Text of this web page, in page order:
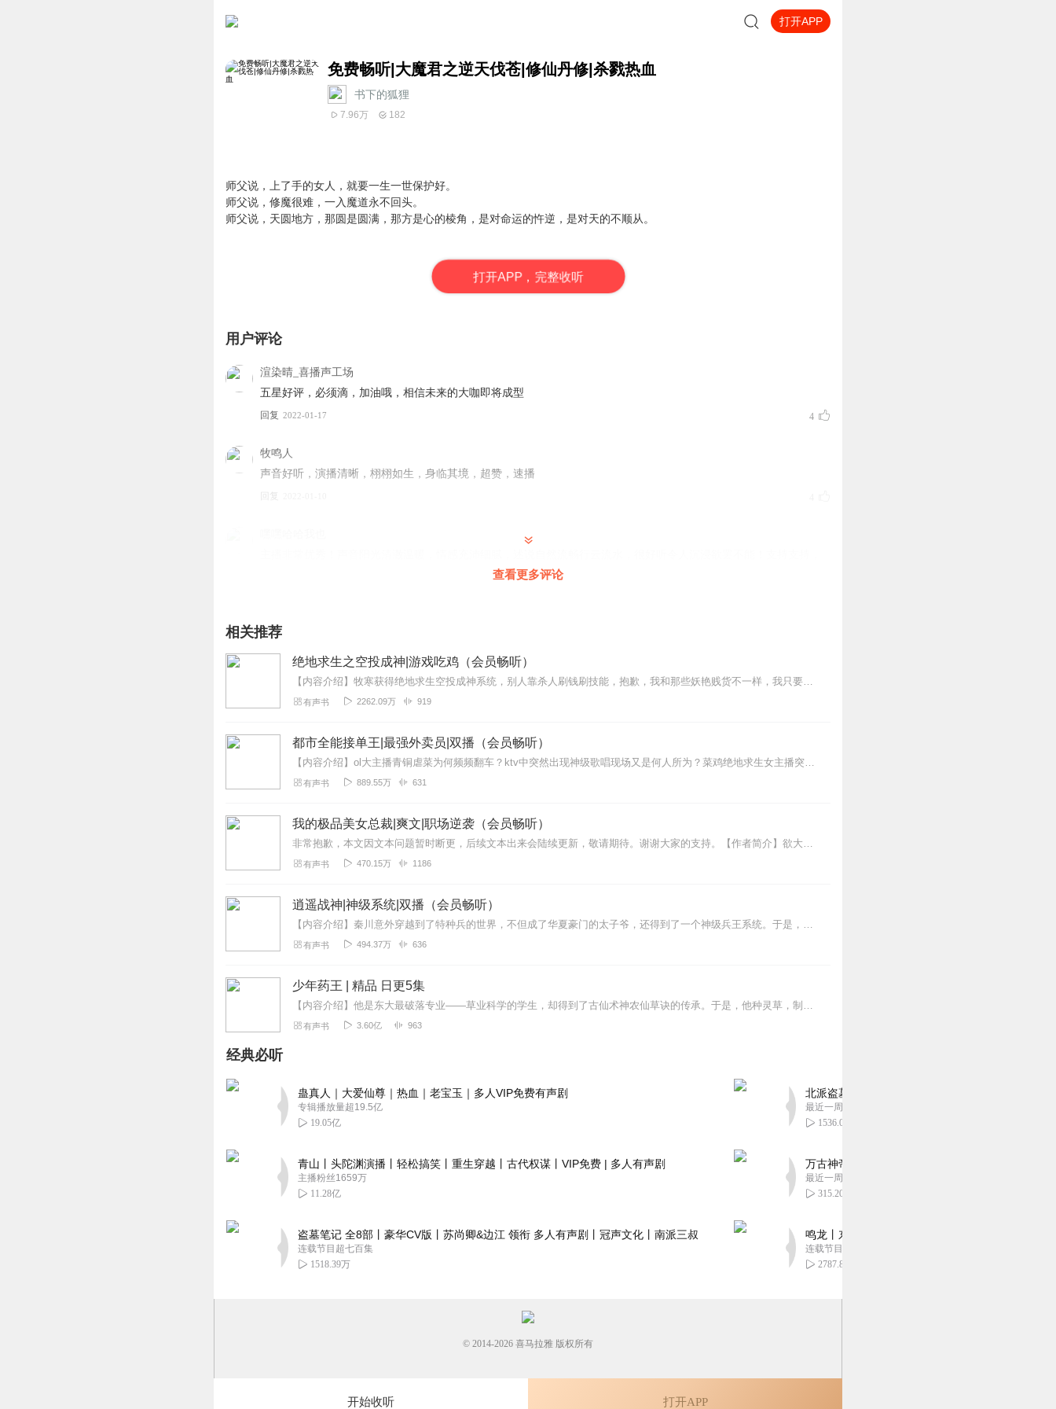
打开APP
免费畅听|大魔君之逆天伐苍|修仙丹修|杀戮热血
书下的狐狸
7.96万 182
师父说，上了手的女人，就要一生一世保护好。
师父说，修魔很难，一入魔道永不回头。
师父说，天圆地方，那圆是圆满，那方是心的棱角，是对命运的忤逆，是对天的不顺从。
打开APP，完整收听
用户评论
渲染晴_喜播声工场
五星好评，必须滴，加油哦，相信未来的大咖即将成型
回复 2022-01-17 4
牧鸣人
声音好听，演播清晰，栩栩如生，身临其境，超赞，速播
回复
飞扬云声
主播声音真好听！非常有磁性，讲述感很强，很快的就代入故事中，向主播大大学习，👍👍👍
2022-05-18
这嗓音的穿透力已经戳中我了，好听，赞👍🏻
2022-02-15
演播很精彩呀，后期音效、BGM添加也很贴切。。最重要的还是这角色音简直神了👏👏👏
2022-01-10
主播的声音很有气势，很适合播讲这类型的有声书，播讲得很精彩，模仿女角色也很神似，有声书很吸引，马上订阅
洁伴怡声
可以怀孕的声音哦，不错，有磁性的声音。。。
蓝麻雀
故事情节跌宕起伏扣人心弦，其中还隐隐有着义薄云天的正气。主播声音沉稳，酷酷的，好棒的作品，收了。
2022-10-22 2
太棒了，男神声音。特别好听。
回复 2022-10-14 2
查看更多评论
相关推荐
绝地求生之空投成神|游戏吃鸡（会员畅听）
【内容介绍】牧寒获得绝地求生空投成神系统，别人靠杀人刷钱刷技能，抱歉，我和那些妖艳贱货不一样，我只要空投，只要吃鸡，至于杀人？顺手而已！“叮咚，顺利抢到空...
有声书 2262.09万 919
都市全能接单王|最强外卖员|双播（会员畅听）
【内容介绍】ol大主播青铜虐菜为何频频翻车？ktv中突然出现神级歌唱现场又是何人所为？菜鸡绝地求生女主播突然两秒十七发，二十九杀究竟经历了什么？每次突发事件的背...
有声书 889.55万 631
我的极品美女总裁|爽文|职场逆袭（会员畅听）
非常抱歉，本文因文本问题暂时断更，后续文本出来会陆续更新，敬请期待。谢谢大家的支持。【作者简介】欲大叔，欲大叔，知名网文大神：代表作《我和26岁美女上司》又名我...
有声书 470.15万 1186
逍遥战神|神级系统|双播（会员畅听）
【内容介绍】秦川意外穿越到了特种兵的世界，不但成了华夏豪门的太子爷，还得到了一个神级兵王系统。于是，史上最强的兵王出现了。在“战狼”里灭外国佣兵，在“红海行动”...
有声书 494.37万 636
少年药王 | 精品 日更5集
【内容介绍】他是东大最破落专业——草业科学的学生，却得到了古仙术神农仙草诀的传承。于是，他种灵草，制灵药，在这个中药没落、西药横行的时代，横扫药品市场，成为一代...
有声书 3.60亿 963
经典必听
蛊真人｜大爱仙尊｜热血｜老宝玉｜多人VIP免费有声剧
专辑播放量超19.5亿
19.05亿
青山丨头陀渊演播丨轻松搞笑丨重生穿越丨古代权谋丨VIP免费 | 多人有声剧
主播粉丝1659万
11.28亿
盗墓笔记 全8部丨豪华CV版丨苏尚卿&边江 领衔 多人有声剧丨冠声文化丨南派三叔
连载节目超七百集
1518.39万
北派盗墓笔记丨头陀渊出品丨悬疑灵异丨摸金校尉
最近一周更新
1536.01万
万古神帝丨玄幻丨热血丨紫襟团队演播丨多人有声
最近一周更新
315.20万
鸣龙丨东方玄幻丨紫襟团队丨轻松搞笑丨多人有声
连载节目超五百集
2787.84万
开始收听 打开APP
© 2014-2026 喜马拉雅 版权所有